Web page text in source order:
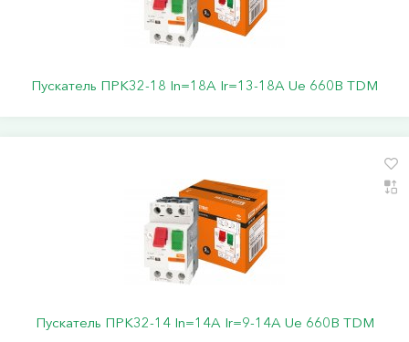
Пускатель ПРК32-18 In=18A Ir=13-18A Ue 660В TDM
Пускатель ПРК32-14 In=14A Ir=9-14A Ue 660В TDM